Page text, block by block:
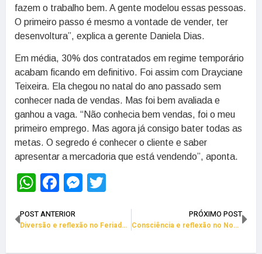
fazem o trabalho bem. A gente modelou essas pessoas.
O primeiro passo é mesmo a vontade de vender, ter
desenvoltura”, explica a gerente Daniela Dias.
Em média, 30% dos contratados em regime temporário
acabam ficando em definitivo. Foi assim com Drayciane
Teixeira. Ela chegou no natal do ano passado sem
conhecer nada de vendas. Mas foi bem avaliada e
ganhou a vaga. “Não conhecia bem vendas, foi o meu
primeiro emprego. Mas agora já consigo bater todas as
metas. O segredo é conhecer o cliente e saber
apresentar a mercadoria que está vendendo”, aponta.
WhatsApp
Facebook
Messenger
POST ANTERIOR
Diversão e reflexão no Feriado dos Comerciários
PRÓXIMO POST
Consciência e reflexão no Novembro Negro dos Comerciários